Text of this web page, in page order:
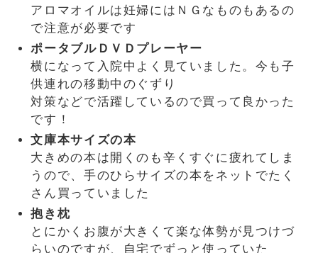
アロマオイルは妊婦にはＮＧなものもあるの
で注意が必要です
ポータブルＤＶＤプレーヤー
横になって入院中よく見ていました。今も子
供連れの移動中のぐずり
対策などで活躍しているので買って良かった
です！
文庫本サイズの本
大きめの本は開くのも辛くすぐに疲れてしま
うので、手のひらサイズの本をネットでたく
さん買っていました
抱き枕
とにかくお腹が大きくて楽な体勢が見つけづ
らいのですが、自宅でずっと使っていた